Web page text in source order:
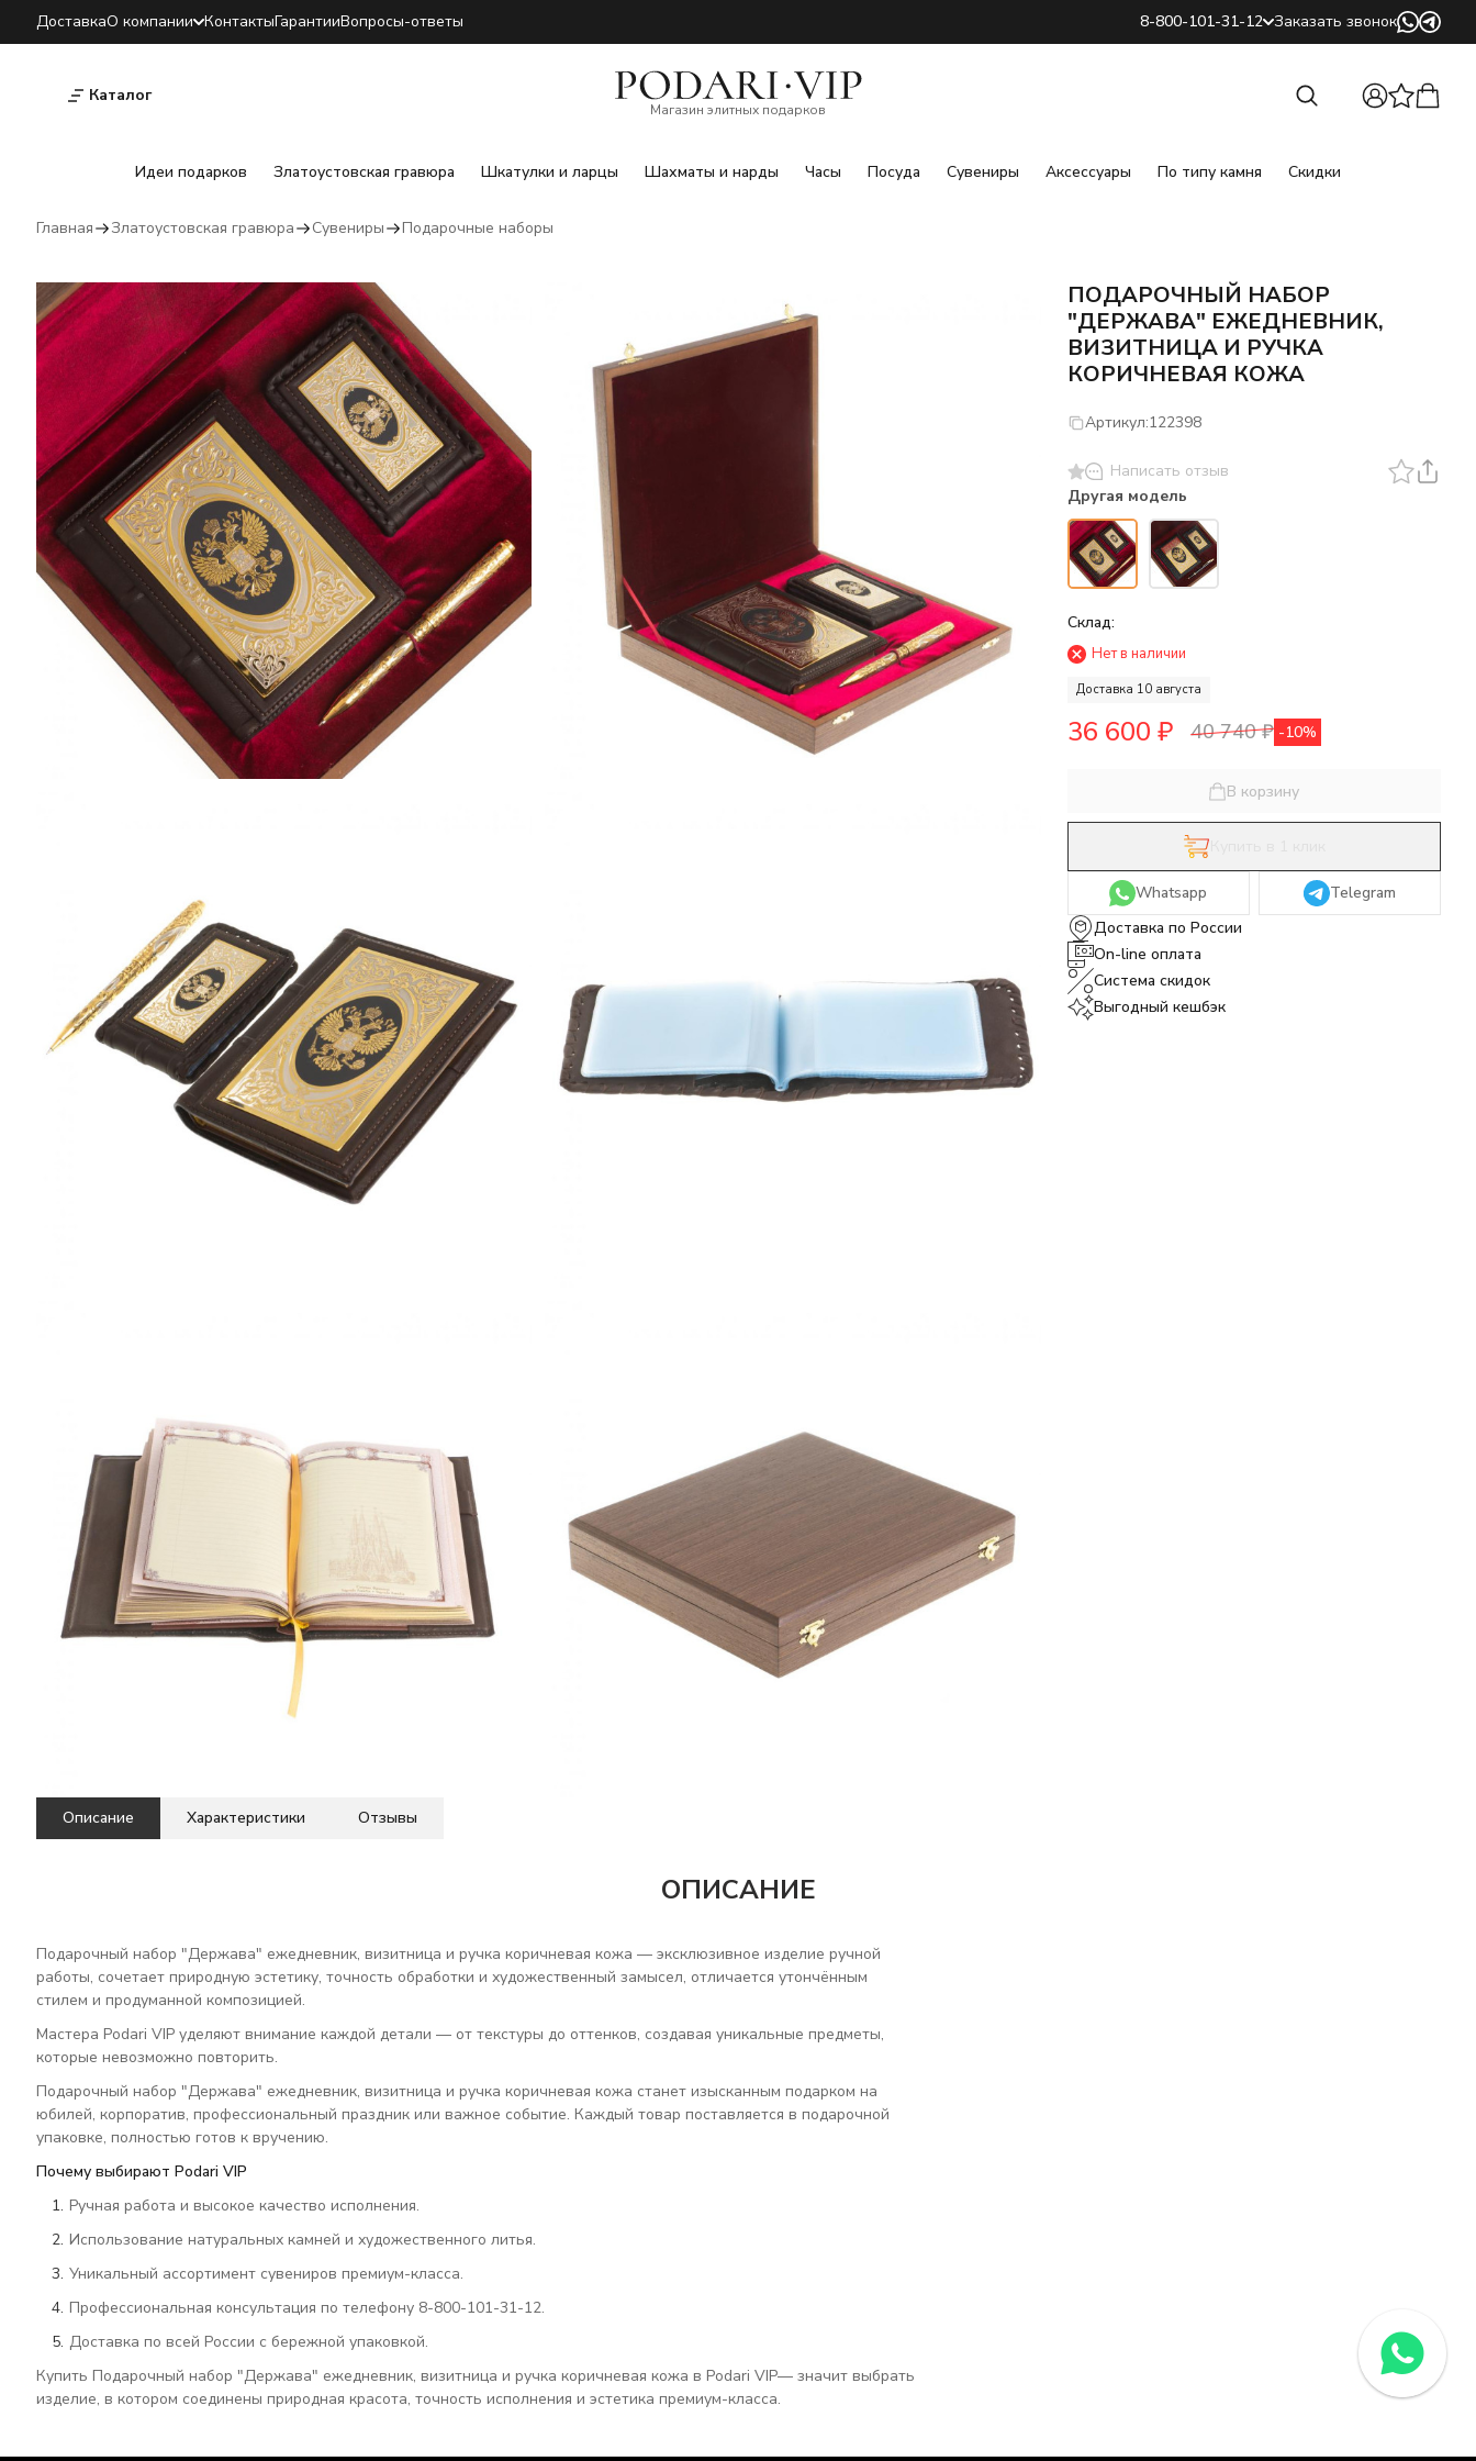
ДоставкаО компании КонтактыГарантииВопросы-ответы 8-800-101-31-12 Заказать звонок
Каталог
Магазин элитных подарков
Идеи подарков Златоустовская гравюра Шкатулки и ларцы Шахматы и нарды Часы Посуда Сувениры Аксессуары По типу камня Скидки
Найти
Главная Златоустовская гравюра Сувениры Подарочные наборы
ПОДАРОЧНЫЙ НАБОР
"ДЕРЖАВА" ЕЖЕДНЕВНИК,
ВИЗИТНИЦА И РУЧКА
КОРИЧНЕВАЯ КОЖА
Артикул:122398
Написать отзыв
Другая модель
Склад:
Нет в наличии
Доставка 10 августа
36 600 ₽ 40 740₽ -10%
В корзину
Whatsapp
Telegram
Доставка по России
On-line оплата
Система скидок
Выгодный кешбэк
Описание Характеристики Отзывы
ОПИСАНИЕ
Подарочный набор "Держава" ежедневник, визитница и ручка коричневая кожа — эксклюзивное изделие ручной
работы, сочетает природную эстетику, точность обработки и художественный замысел, отличается утончённым
стилем и продуманной композицией.
Мастера Podari VIP уделяют внимание каждой детали — от текстуры до оттенков, создавая уникальные предметы,
которые невозможно повторить.
Подарочный набор "Держава" ежедневник, визитница и ручка коричневая кожа станет изысканным подарком на
юбилей, корпоратив, профессиональный праздник или важное событие. Каждый товар поставляется в подарочной
упаковке, полностью готов к вручению.
Почему выбирают Podari VIP
Ручная работа и высокое качество исполнения.
Использование натуральных камней и художественного литья.
Уникальный ассортимент сувениров премиум-класса.
Профессиональная консультация по телефону 8-800-101-31-12.
Доставка по всей России с бережной упаковкой.
Купить Подарочный набор "Держава" ежедневник, визитница и ручка коричневая кожа в Podari VIP— значит выбрать
изделие, в котором соединены природная красота, точность исполнения и эстетика премиум-класса.